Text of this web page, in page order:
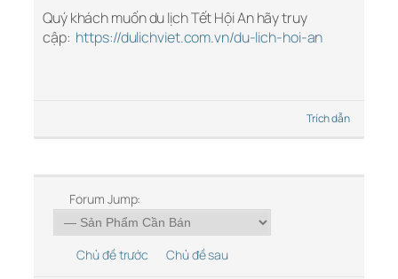
Quý khách muốn du lịch Tết Hội An hãy truy
cập: https://dulichviet.com.vn/du-lich-hoi-an
Trích dẫn
Forum Jump:
Chủ đề trước Chủ đề sau